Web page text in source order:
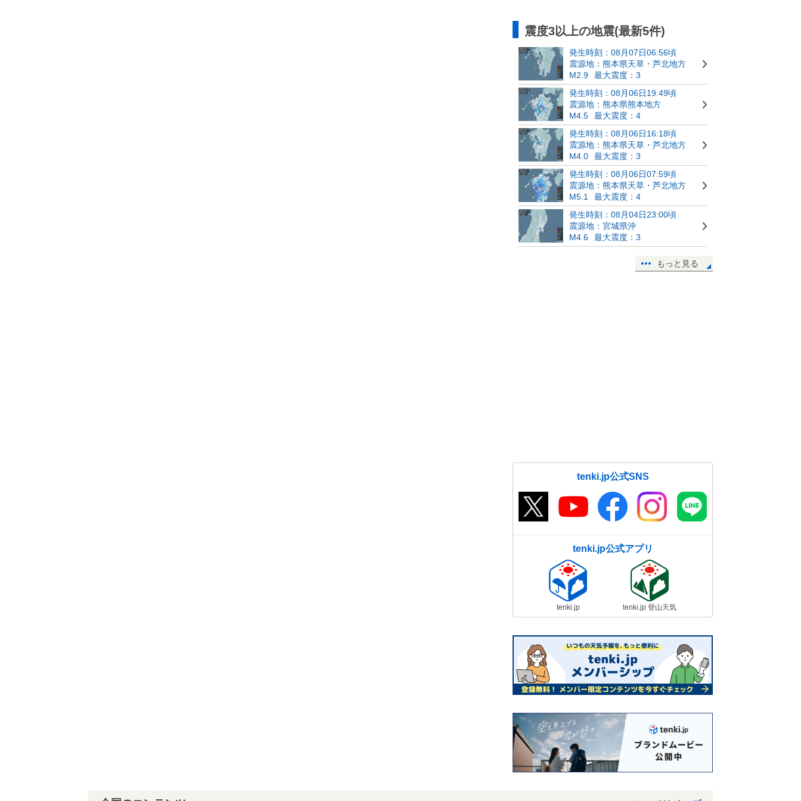
震度3以上の地震(最新5件)
発生時刻：08月07日06:56頃
震源地：熊本県天草・芦北地方
M2.9
最大震度：3
発生時刻：08月06日19:49頃
震源地：熊本県熊本地方
M4.5
最大震度：4
発生時刻：08月06日16:18頃
震源地：熊本県天草・芦北地方
M4.0
最大震度：3
発生時刻：08月06日07:59頃
震源地：熊本県天草・芦北地方
M5.1
最大震度：4
発生時刻：08月04日23:00頃
震源地：宮城県沖
M4.6
最大震度：3
もっと見る
tenki.jp公式SNS
tenki.jp公式アプリ
tenki.jp tenki.jp 登山天気